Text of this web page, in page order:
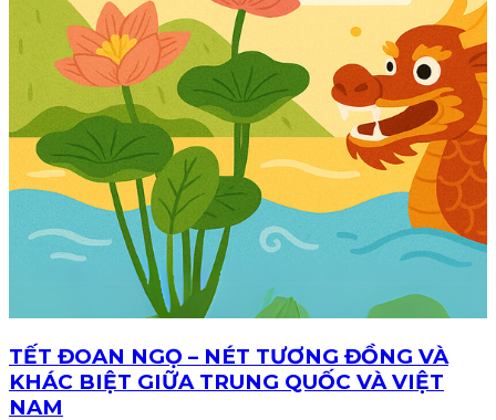
TẾT ĐOAN NGỌ – NÉT TƯƠNG ĐỒNG VÀ
KHÁC BIỆT GIỮA TRUNG QUỐC VÀ VIỆT
NAM